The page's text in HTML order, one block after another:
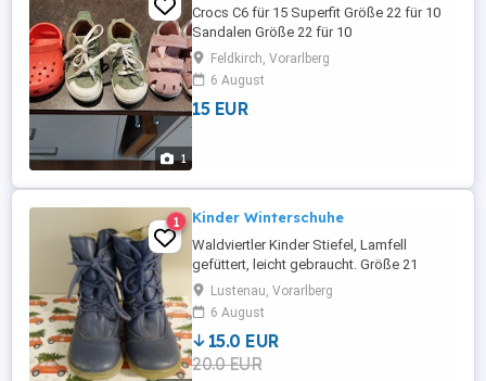
1
Crocs C6 für 15 Superfit Größe 22 für 10
Sandalen Größe 22 für 10
Feldkirch, Vorarlberg
6 August
15 EUR
1 Kinder Winterschuhe
Waldviertler Kinder Stiefel, Lamfell
gefüttert, leicht gebraucht. Größe 21
Lustenau, Vorarlberg
6 August
15.0 EUR
20.0 EUR